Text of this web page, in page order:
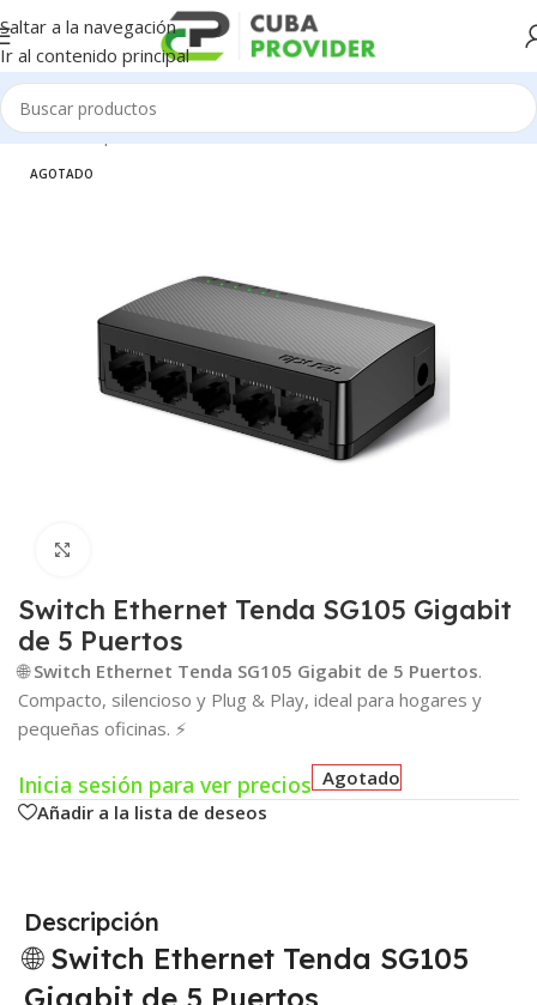
Saltar a la navegación
Ir al contenido principal
Inicio/Componentes de PC/Redes / WiFi / 4G
AGOTADO
Switch Ethernet Tenda SG105 Gigabit
de 5 Puertos
🌐Switch Ethernet Tenda SG105 Gigabit de 5 Puertos.
Compacto, silencioso y Plug & Play, ideal para hogares y
pequeñas oficinas. ⚡
Inicia sesión para ver precios Agotado
Añadir a la lista de deseos
Descripción
🌐 Switch Ethernet Tenda SG105